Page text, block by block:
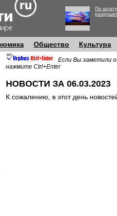
По
Общество Культура
Если Вы заметили
нажмите Ctrl+Enter
НОВОСТИ ЗА 06.03.2023
К сожалению, в этот день